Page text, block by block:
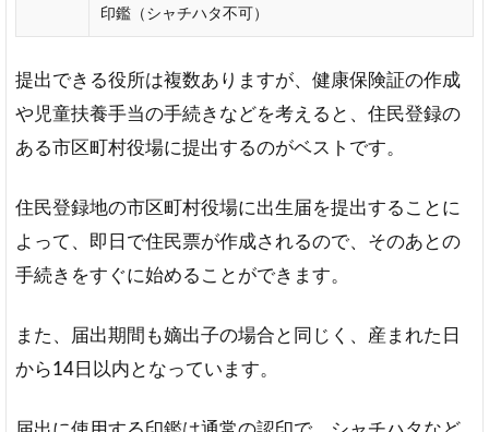
印鑑（シャチハタ不可）
提出できる役所は複数ありますが、健康保険証の作成
や児童扶養手当の手続きなどを考えると、住民登録の
ある市区町村役場に提出するのがベストです。
住民登録地の市区町村役場に出生届を提出することに
よって、即日で住民票が作成されるので、そのあとの
手続きをすぐに始めることができます。
また、届出期間も嫡出子の場合と同じく、産まれた日
から14日以内となっています。